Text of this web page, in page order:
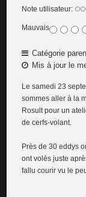
Note utilisateur:
Mauvais
Catégorie
Mis à jour le
Le samedi 23
sommes aller à la
Rosult pour un
de cerfs-volant.
Près de 30 eddys
ont volés juste
fallu courir vu le